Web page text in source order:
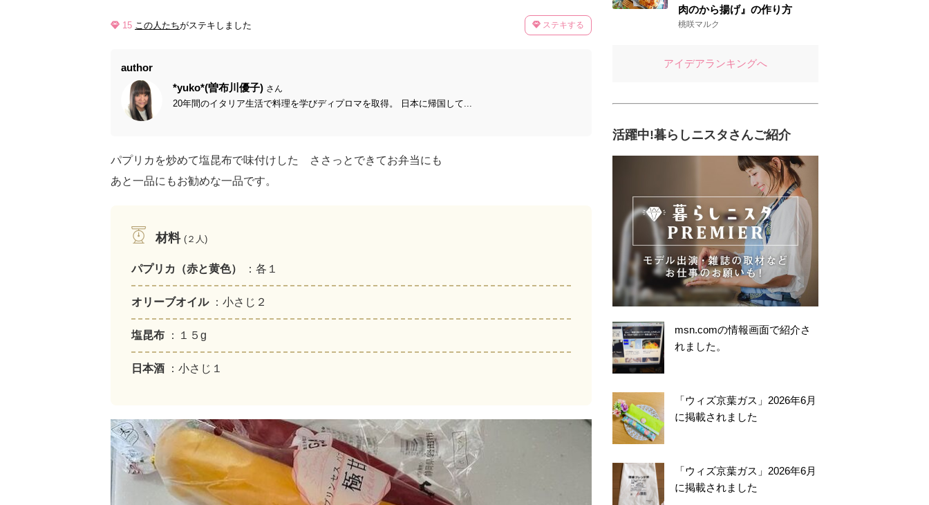
15 この人たちがステキしました ステキする
author
*yuko*(曽布川優子) さん
20年間のイタリア生活で料理を学びディプロマを取得。 日本に帰国して...
パプリカを炒めて塩昆布で味付けした ささっとできてお弁当にも
あと一品にもお勧めな一品です。
材料 (２人)
パプリカ（赤と黄色） ：各１
オリーブオイル ：小さじ２
塩昆布 ：１５g
日本酒 ：小さじ１
肉のから揚げ』の作り方
桃咲マルク
アイデアランキングへ
活躍中!暮らしニスタさんご紹介
msn.comの情報画面で紹介さ
れました。
「ウィズ京葉ガス」2026年6月
に掲載されました
「ウィズ京葉ガス」2026年6月
に掲載されました